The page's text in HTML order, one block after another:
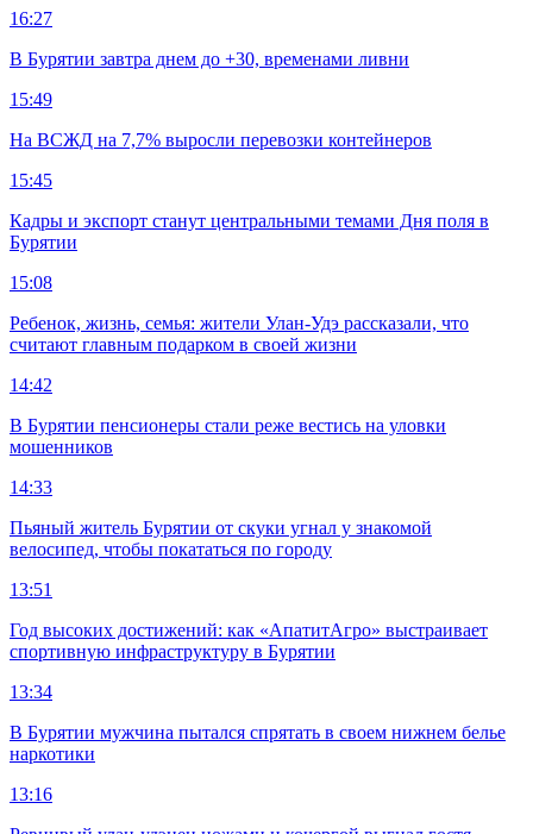
16:27
В Бурятии завтра днем до +30, временами ливни
15:49
На ВСЖД на 7,7% выросли перевозки контейнеров
15:45
Кадры и экспорт станут центральными темами Дня поля в
Бурятии
15:08
Ребенок, жизнь, семья: жители Улан-Удэ рассказали, что
считают главным подарком в своей жизни
14:42
В Бурятии пенсионеры стали реже вестись на уловки
мошенников
14:33
Пьяный житель Бурятии от скуки угнал у знакомой
велосипед, чтобы покататься по городу
13:51
Год высоких достижений: как «АпатитАгро» выстраивает
спортивную инфраструктуру в Бурятии
13:34
В Бурятии мужчина пытался спрятать в своем нижнем белье
наркотики
13:16